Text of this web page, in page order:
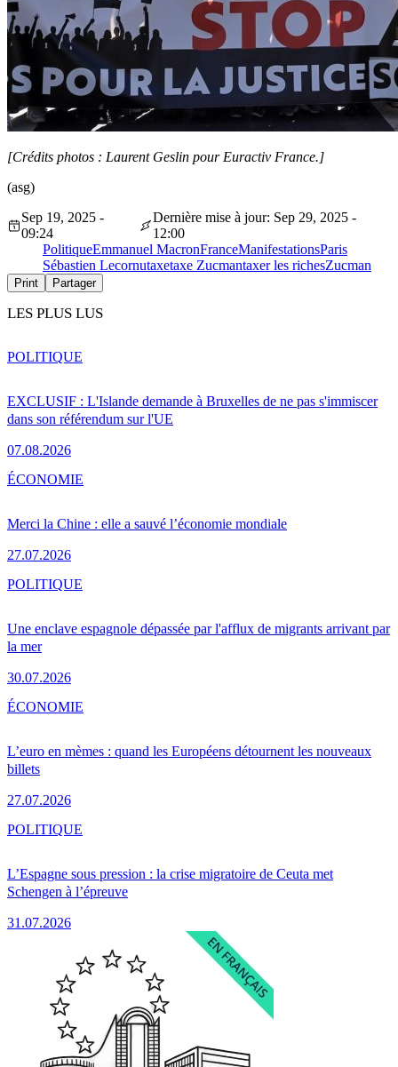
[Crédits photos : Laurent Geslin pour Euractiv France.]
(asg)
Sep 19, 2025 -
09:24
Dernière mise à jour: Sep 29, 2025 -
12:00
PolitiqueEmmanuel MacronFranceManifestationsParis
Sébastien Lecornutaxetaxe Zucmantaxer les richesZucman
Print Partager
LES PLUS LUS
EXCLUSIF : L'Islande demande à Bruxelles de ne pas s'immiscer
dans son référendum sur l'UE
07.08.2026
POLITIQUE
Merci la Chine : elle a sauvé l’économie mondiale
27.07.2026
ÉCONOMIE
Une enclave espagnole dépassée par l'afflux de migrants arrivant par
la mer
30.07.2026
POLITIQUE
L’euro en mèmes : quand les Européens détournent les nouveaux
billets
27.07.2026
ÉCONOMIE
L’Espagne sous pression : la crise migratoire de Ceuta met
Schengen à l’épreuve
31.07.2026
POLITIQUE